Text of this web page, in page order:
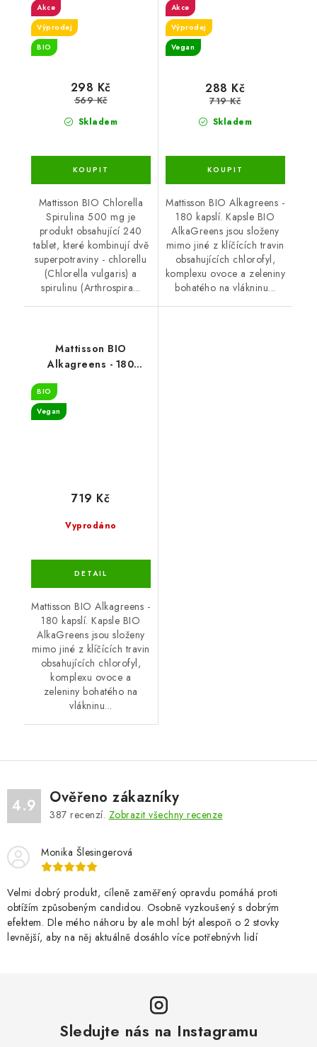
Akce
Výprodej
BIO
Skladem
298 Kč
569 Kč
Mattisson BIO Chlorella
Spirulina 500 mg je
produkt obsahující 240
tablet, které kombinují dvě
superpotraviny - chlorellu
(Chlorella vulgaris) a
spirulinu (Arthrospira...
Akce
Výprodej
Vegan
Skladem
288 Kč
719 Kč
Mattisson BIO Alkagreens -
180 kapslí. Kapsle BIO
AlkaGreens jsou složeny
mimo jiné z klíčících travin
obsahujících chlorofyl,
komplexu ovoce a zeleniny
bohatého na vlákninu...
Mattisson BIO
Alkagreens - 180
BIO
Vegan
Vyprodáno
719 Kč
Mattisson BIO Alkagreens -
180 kapslí. Kapsle BIO
AlkaGreens jsou složeny
mimo jiné z klíčících travin
obsahujících chlorofyl,
komplexu ovoce a
zeleniny bohatého na
vlákninu...
4.9 Ověřeno zákazníky
387 recenzí. Zobrazit všechny recenze
Monika Šlesingerová
Velmi dobrý produkt, cíleně zaměřený opravdu pomáhá proti
obtížím způsobeným candidou. Osobně vyzkoušený s dobrým
efektem. Dle mého náhoru by ale mohl být alespoň o 2 stovky
levnější, aby na něj aktuálně dosáhlo více potřebnývh lidí
Sledujte nás na Instagramu